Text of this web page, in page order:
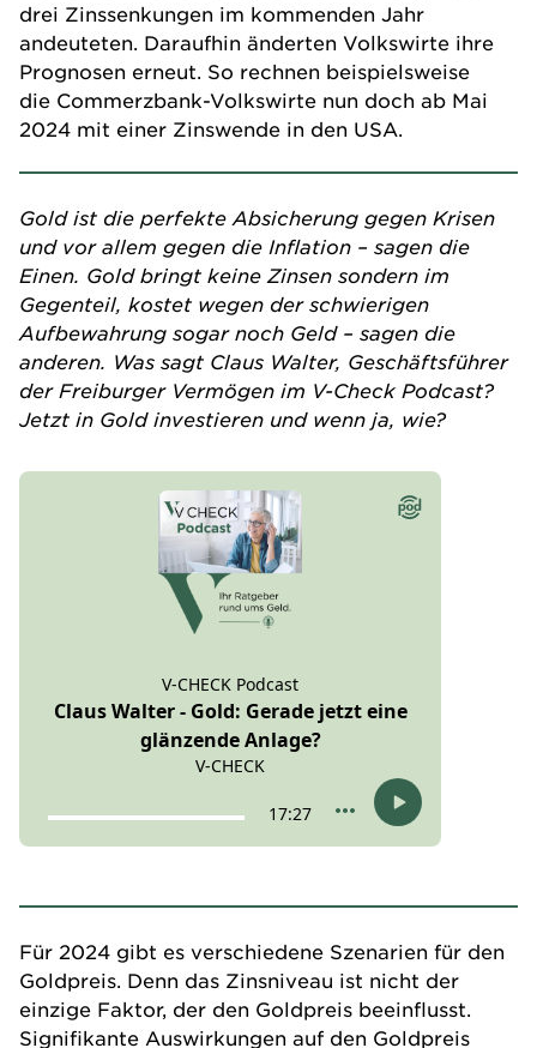
drei Zinssenkungen im kommenden Jahr
andeuteten. Daraufhin änderten Volkswirte ihre
Prognosen erneut. So rechnen beispielsweise
die Commerzbank-Volkswirte nun doch ab Mai
2024 mit einer Zinswende in den USA.
Gold ist die perfekte Absicherung gegen Krisen
und vor allem gegen die Inflation – sagen die
Einen. Gold bringt keine Zinsen sondern im
Gegenteil, kostet wegen der schwierigen
Aufbewahrung sogar noch Geld – sagen die
anderen. Was sagt Claus Walter, Geschäftsführer
der Freiburger Vermögen im V-Check Podcast?
Jetzt in Gold investieren und wenn ja, wie?
Für 2024 gibt es verschiedene Szenarien für den
Goldpreis. Denn das Zinsniveau ist nicht der
einzige Faktor, der den Goldpreis beeinflusst.
Signifikante Auswirkungen auf den Goldpreis